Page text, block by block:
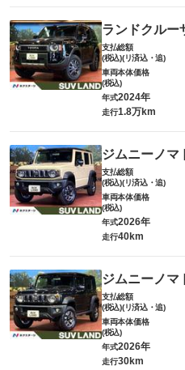
ランドクルー
支払総額
(税込)(リ済込・追)
車両本体価格
(税込)
年式2024年
走行1.8万km
ジムニーノマ
支払総額
(税込)(リ済込・追)
車両本体価格
(税込)
年式2026年
走行40km
ジムニーノマ
支払総額
(税込)(リ済込・追)
車両本体価格
(税込)
年式2026年
走行30km